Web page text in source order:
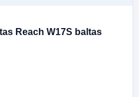
Reach W17S baltas